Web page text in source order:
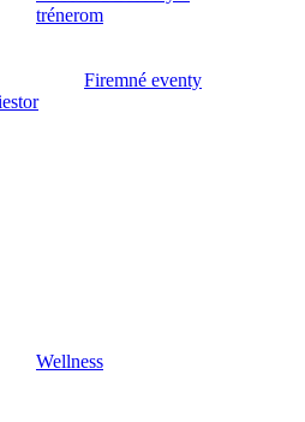
trénerom
Firemné eventy
Wellness